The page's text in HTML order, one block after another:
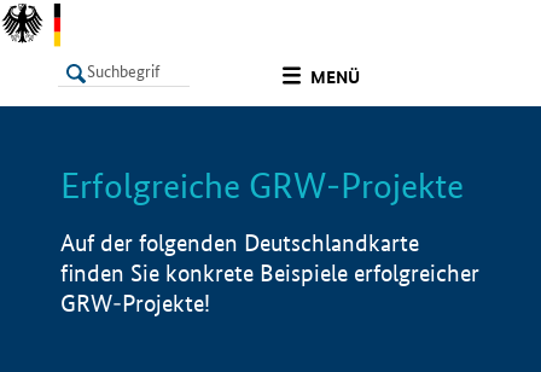
MENÜ
LISTE Info
Erfolgreiche GRW-Projekte
Auf der folgenden Deutschlandkarte
finden Sie konkrete Beispiele erfolgreicher
GRW-Projekte!